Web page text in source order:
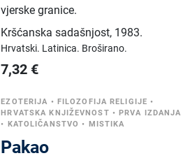
vjerske granice.
Kršćanska sadašnjost, 1983.
Hrvatski. Latinica. Broširano.
7,32 €
EZOTERIJA • FILOZOFIJA RELIGIJE •
HRVATSKA KNJIŽEVNOST •PRVA IZDANJA
• KATOLIČANSTVO • MISTIKA
Pakao